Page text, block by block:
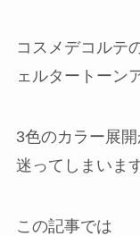
コスメデコルテ
ェルタートーン
3色のカラー展
迷ってしまいま
この記事では